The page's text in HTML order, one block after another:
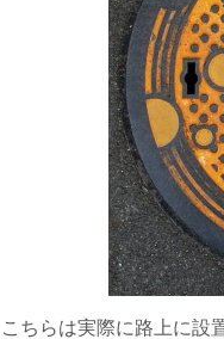
こちらは実際に路上に設